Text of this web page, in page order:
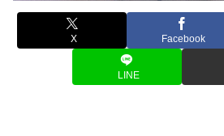
X Facebook
LINE